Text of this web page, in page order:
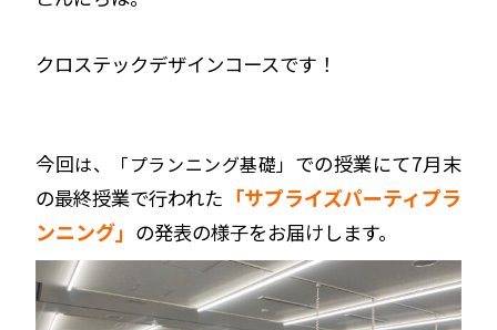
クロステックデザインコースです！
今回は、 「プランニング基礎」 での授業にて7月末
の最終授業で行われた 「サプライズパーティプラ
ンニング」 の発表の様子をお届けします。